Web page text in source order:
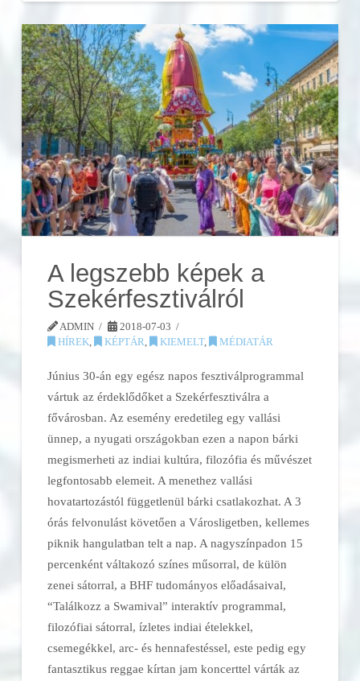
A legszebb képek a
Szekérfesztiválról
ADMIN
2018-07-03
HÍREK, KÉPTÁR, KIEMELT, MÉDIATÁR
Június 30-án egy egész napos fesztiválprogrammal
vártuk az érdeklődőket a Szekérfesztiválra a
fővárosban. Az esemény eredetileg egy vallási
ünnep, a nyugati országokban ezen a napon bárki
megismerheti az indiai kultúra, filozófia és művészet
legfontosabb elemeit. A menethez vallási
hovatartozástól függetlenül bárki csatlakozhat. A 3
órás felvonulást követően a Városligetben, kellemes
piknik hangulatban telt a nap. A nagyszínpadon 15
percenként váltakozó színes műsorral, de külön
zenei sátorral, a BHF tudományos előadásaival,
“Találkozz a Swamival” interaktív programmal,
filozófiai sátorral, ízletes indiai ételekkel,
csemegékkel, arc- és hennafestéssel, este pedig egy
fantasztikus reggae kírtan jam koncerttel várták az